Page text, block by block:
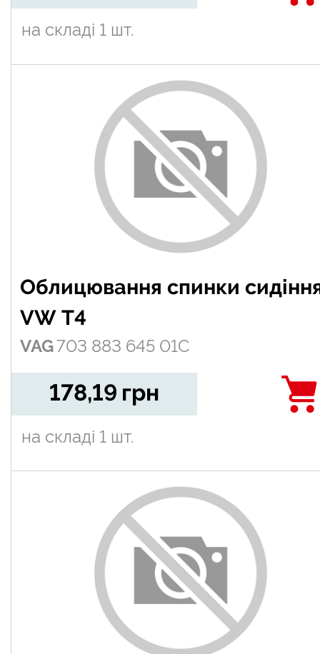
на складі 1 шт.
Облицювання спинки
VW T4
VAG703 883 645 01C
178,19 грн
на складі 1 шт.